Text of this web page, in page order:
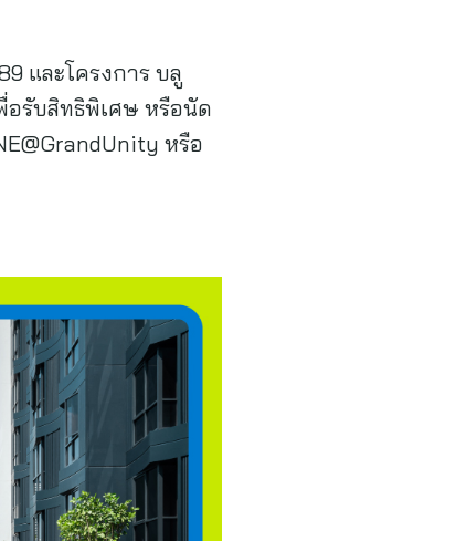
และโครงการ บลู
อรับสิทธิพิเศษ หรือนัด
หรือ